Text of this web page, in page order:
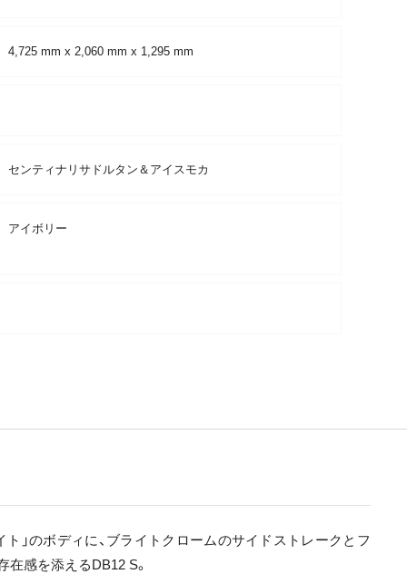
4,725 mm x 2,060 mm x 1,295 mm
センティナリサドルタン＆アイスモカ
アイボリー
ト」のボディに、ブライトクロームのサイドストレークとフ
在感を添えるDB12 S。